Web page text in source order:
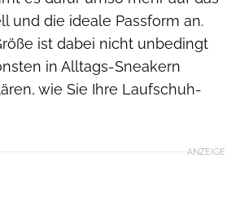
und die ideale Passform an.
ist dabei nicht unbedingt
in Alltags-Sneakern
wie Sie Ihre Laufschuh-
ANZEIGE